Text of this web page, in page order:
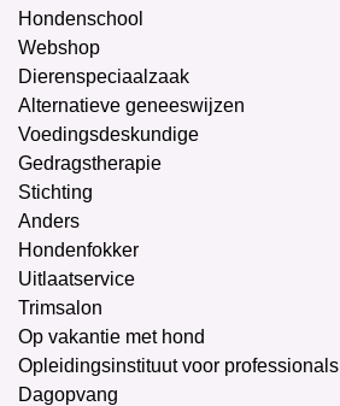
Hondenschool
Webshop
Dierenspeciaalzaak
Alternatieve geneeswijzen
Voedingsdeskundige
Gedragstherapie
Stichting
Anders
Hondenfokker
Uitlaatservice
Trimsalon
Op vakantie met hond
Opleidingsinstituut voor professionals
Dagopvang